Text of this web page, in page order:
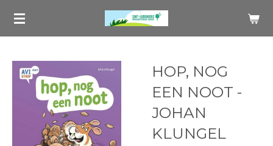
Ga
de
hoofdinhoud
HOP, NOG
EEN NOOT -
JOHAN
KLUNGEL